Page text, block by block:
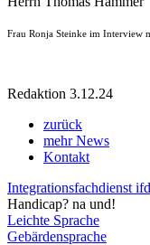
Frau Ronja Steinke im Interview
Redaktion 3.12.24
zurück
mehr News
Kontakt
Integrationsfachdienst
Handicap? na und!
Leichte Sprache
Gebärdensprache